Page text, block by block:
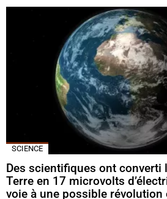
SCIENCE
Des scientifiques ont converti
Terre en 17 microvolts
voie à une possible révolution